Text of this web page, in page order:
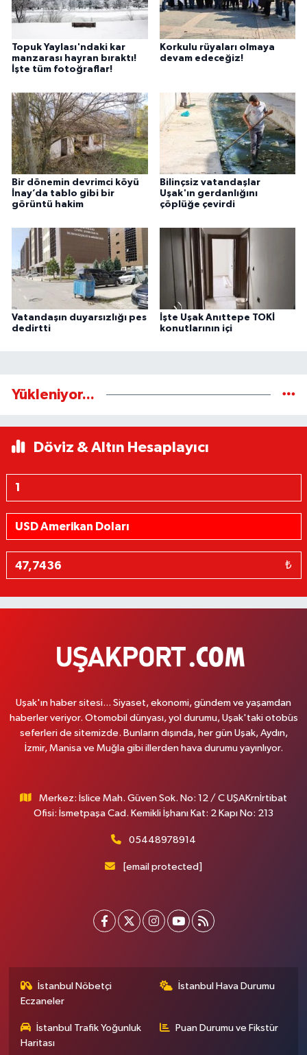
Topuk Yaylası'ndaki kar
manzarası hayran bıraktı!
İşte tüm fotoğraflar!
Korkulu rüyaları olmaya
devam edeceğiz!
Bir dönemin devrimci köyü
İnay’da tablo gibi bir
görüntü hakim
Bilinçsiz vatandaşlar
Uşak'ın gerdanlığını
çöplüğe çevirdi
Vatandaşın duyarsızlığı pes
dedirtti
İşte Uşak Anıttepe TOKİ
konutlarının içi
Yükleniyor...
Döviz & Altın Hesaplayıcı
₺
Uşak'ın haber sitesi... Siyaset, ekonomi, gündem ve yaşamdan
haberler veriyor. Otomobil dünyası, yol durumu, Uşak'taki otobüs
seferleri de sitemizde. Bunların dışında, her gün Uşak, Aydın,
İzmir, Manisa ve Muğla gibi illerden hava durumu yayınlıyor.
Merkez: İslice Mah. Güven Sok. No: 12 / C UŞAKrnİrtibat
Ofisi: İsmetpaşa Cad. Kemikli İşhanı Kat: 2 Kapı No: 213
05448978914
[email protected]
İstanbul Nöbetçi
Eczaneler
İstanbul Hava Durumu
İstanbul Trafik Yoğunluk
Haritası
Puan Durumu ve Fikstür